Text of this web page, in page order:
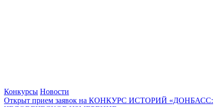
Конкурсы Новости
Открыт прием заявок на КОНКУРС ИСТОРИЙ «ДОНБАСС: